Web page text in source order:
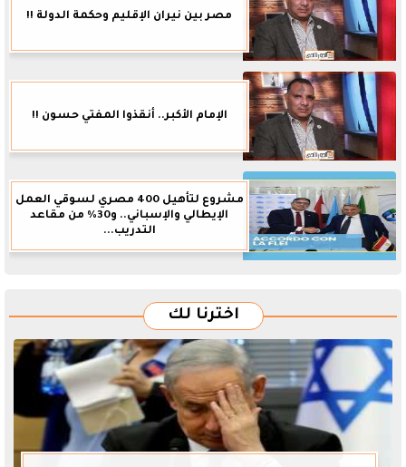
مصر بين نيران الإقليم وحكمة الدولة !!
الإمام الأكبر.. أنقذوا المفتي حسون !!
مشروع لتأهيل 400 مصري لسوقي العمل
الإيطالي والإسباني.. و30% من مقاعد
التدريب...
اخترنا لك